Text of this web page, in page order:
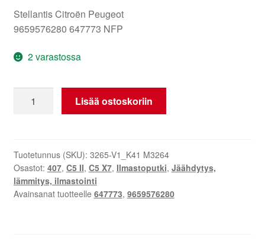
Stellantis Citroën Peugeot
9659576280 647773 NFP
2 varastossa
Citroën
Peugeot
407
9659576280
647773
Lisää ostoskoriin
Tuotetunnus (SKU): 3265-V1_K41 M3264
Osastot: 407, C5 II, C5 X7, Ilmastoputki, Jäähdytys,
lämmitys, ilmastointi
Avainsanat tuotteelle 647773, 9659576280